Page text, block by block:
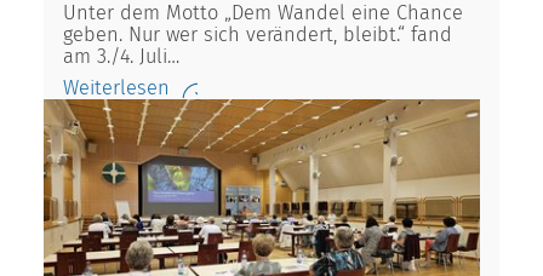
Unter dem Motto „Dem Wandel eine Chance
geben. Nur wer sich verändert, bleibt.“ fand
am 3./4. Juli…
Weiterlesen